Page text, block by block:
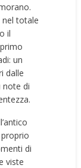
nel totale
il
un
dalle
note di
di
viste